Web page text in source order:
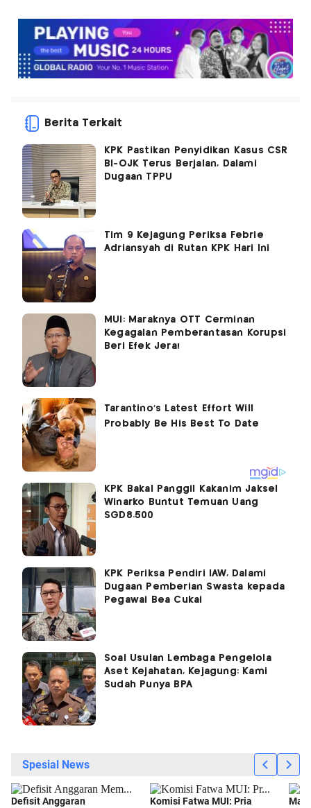
Berita Terkait
KPK Pastikan Penyidikan Kasus CSR
BI-OJK Terus Berjalan, Dalami
Dugaan TPPU
Tim 9 Kejagung Periksa Febrie
Adriansyah di Rutan KPK Hari Ini
MUI: Maraknya OTT Cerminan
Kegagalan Pemberantasan Korupsi
Beri Efek Jera!
KPK Bakal Panggil Kakanim Jaksel
Winarko Buntut Temuan Uang
SGD8.500
KPK Periksa Pendiri IAW, Dalami
Dugaan Pemberian Swasta kepada
Pegawai Bea Cukai
Soal Usulan Lembaga Pengelola
Aset Kejahatan, Kejagung: Kami
Sudah Punya BPA